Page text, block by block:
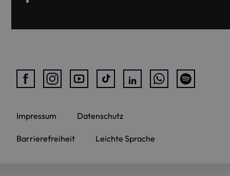
Impressum Datenschutz
Barrierefreiheit Leichte Sprache